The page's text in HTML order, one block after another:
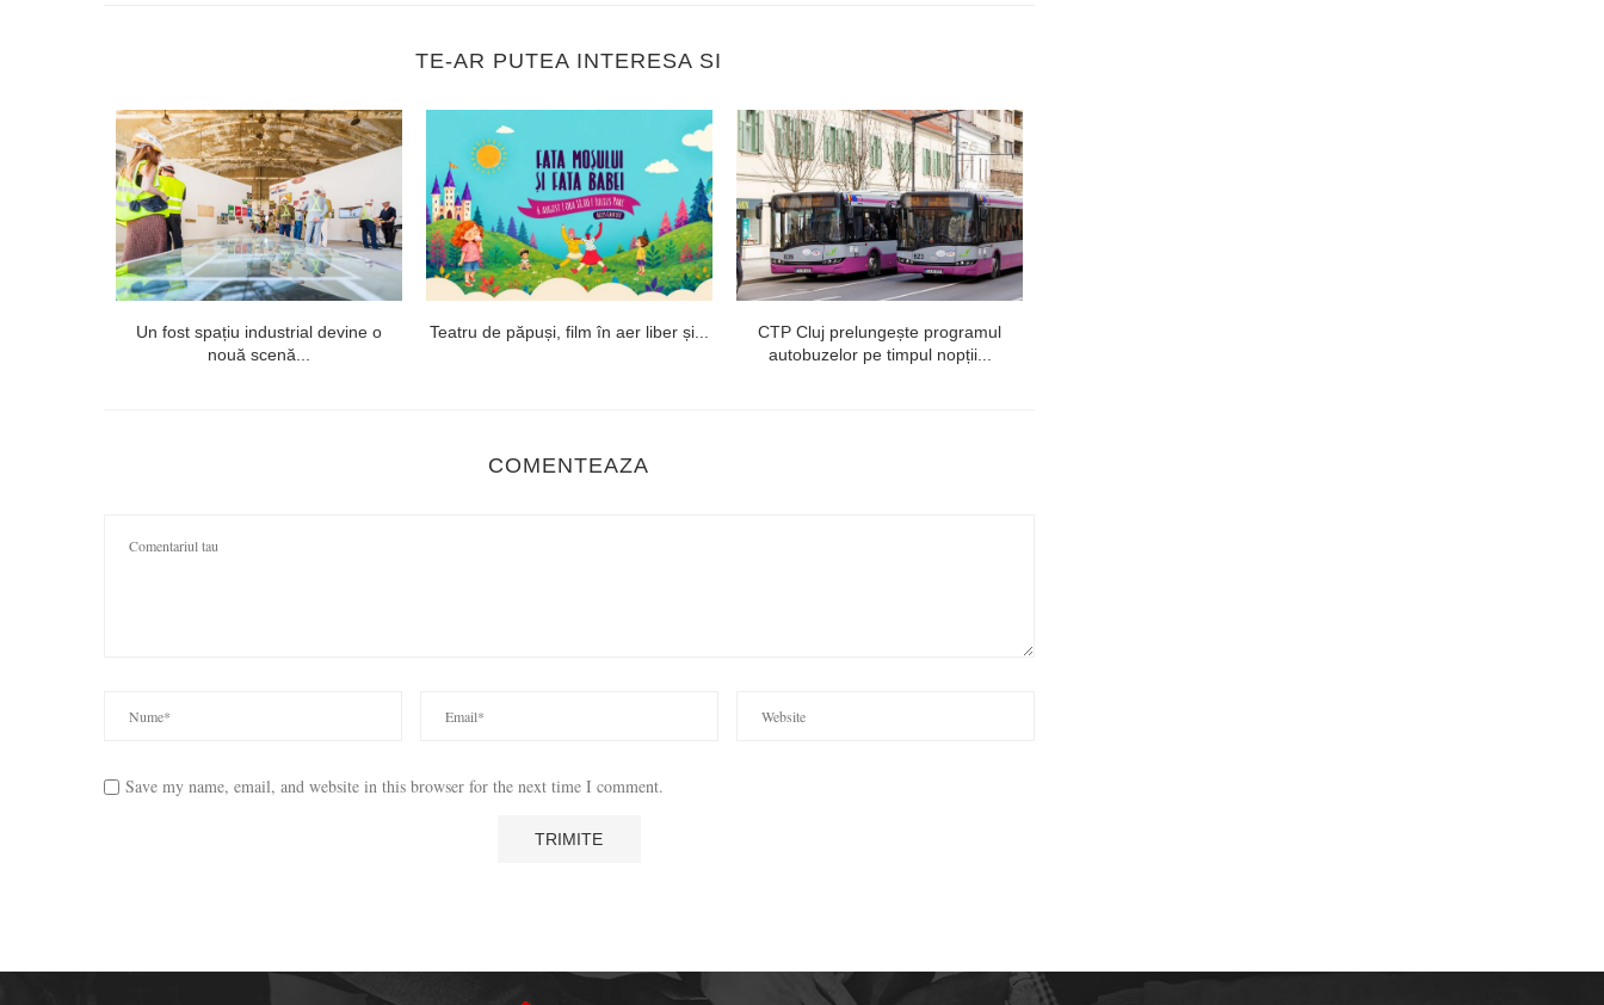
TE-AR PUTEA INTERESA SI
Un fost spațiu industrial devine o
nouă scenă...
Teatru de păpuși, film în aer liber și...
CTP Cluj prelungește programul
autobuzelor pe timpul nopții...
COMENTEAZA
Save my name, email, and website in this browser for the next time I comment.